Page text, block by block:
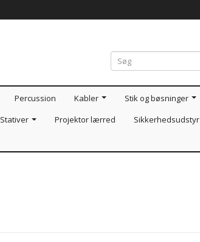
Percussion Kabler Stik og bøsninger
Stativer Projektor lærred Sikkerhedsudstyr